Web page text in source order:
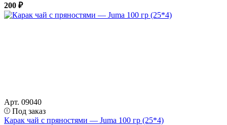
200 ₽
Арт. 09040
Под заказ
Карак чай с пряностями — Juma 100 гр (25*4)